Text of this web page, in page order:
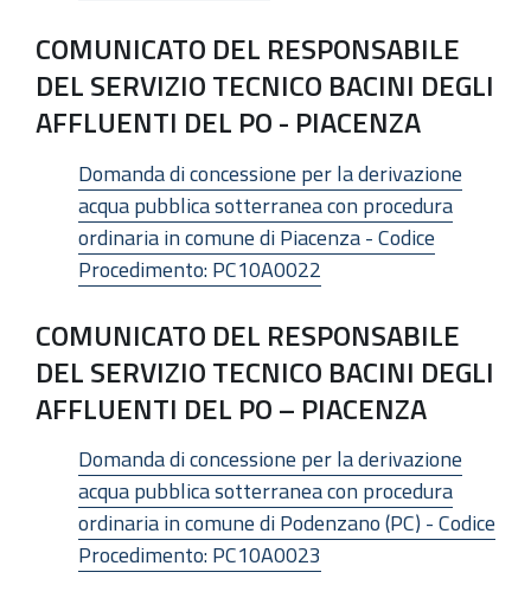
COMUNICATO DEL RESPONSABILE
DEL SERVIZIO TECNICO BACINI DEGLI
AFFLUENTI DEL PO - PIACENZA
Domanda di concessione per la derivazione
acqua pubblica sotterranea con procedura
ordinaria in comune di Piacenza - Codice
Procedimento: PC10A0022
COMUNICATO DEL RESPONSABILE
DEL SERVIZIO TECNICO BACINI DEGLI
AFFLUENTI DEL PO – PIACENZA
Domanda di concessione per la derivazione
acqua pubblica sotterranea con procedura
ordinaria in comune di Podenzano (PC) - Codice
Procedimento: PC10A0023